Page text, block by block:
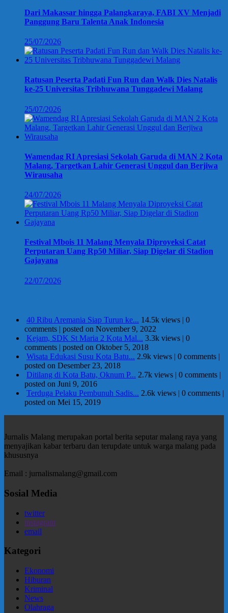
Dari Makassar hingga Palangkaraya, FABI XV Menjadi
Panggung Baru Talenta Anak Indonesia
25/07/2026
Ratusan Peserta Padati Fun Run dan Walk Dies Natalis
ke-25 Universitas Tribhuwana Tunggadewi Malang
25/07/2026
Wamendag RI Apresiasi Sekolah Garuda di MAN 2 Kota
Malang, Targetkan Lahir Generasi Unggul dan Berjiwa
Wirausaha
24/07/2026
Festival Mbois 11 Malang Menyala Diproyeksi Catat
Perputaran Uang Rp50 Miliar, Siap Digelar di Stadion
Gajayana
22/07/2026
40 Ribu Aremania Siap Turun ke... 14.5k views | 0
comments | posted on November 9, 2022
Kejam, SDK St Maria 2 Kota Mal... 3.3k views | 0
comments | posted on Oktober 5, 2018
Wisata Edukasi Susu Kota Batu... 2.9k views | 0 comments |
posted on Desember 23, 2018
Ditilang di Kota Batu, Oknum P... 2.7k views | 0 comments |
posted on Juni 9, 2016
Terduga Pelaku Pembunuh Sadis... 2.6k views | 0 comments |
posted on Mei 15, 2019
Jurnalis Malang merupakan portal berita seputar malang raya yang
menyajikan kabar terbaru dan terupdate untuk warga malang pada
khususnya
Email : jurnalismalang@gmail.com
Sosial Media
twitter
instagram
email
Kategori
Ekonomi
Hiburan
Kriminal
News
Olahraga